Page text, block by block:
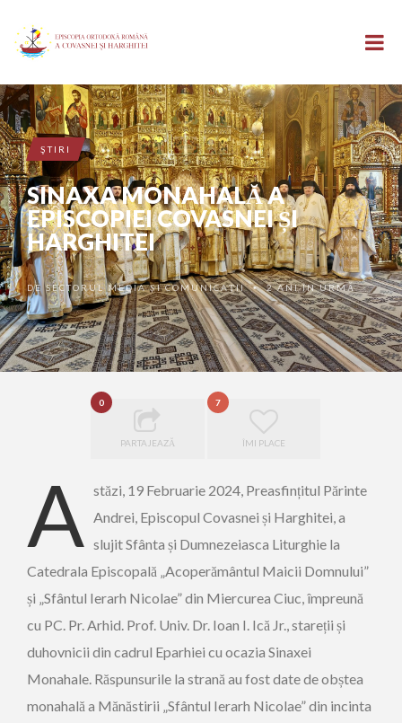
ŞTIRI
SINAXA MONAHALĂ A
EPISCOPIEI COVASNEI ȘI
HARGHITEI
DESECTORUL MEDIA ȘI COMUNICAȚII •2 ANI ÎN URMĂ
0
PARTAJEAZĂ
7
ÎMI PLACE
A stăzi, 19 Februarie 2024, Preasfințitul Părinte
Andrei, Episcopul Covasnei și Harghitei, a
slujit Sfânta și Dumnezeiasca Liturghie la
Catedrala Episcopală „Acoperământul Maicii Domnului”
și „Sfântul Ierarh Nicolae” din Miercurea Ciuc, împreună
cu PC. Pr. Arhid. Prof. Univ. Dr. Ioan I. Ică Jr., stareții și
duhovnicii din cadrul Eparhiei cu ocazia Sinaxei
Monahale. Răspunsurile la strană au fost date de obștea
monahală a Mănăstirii „Sfântul Ierarh Nicolae” din incinta